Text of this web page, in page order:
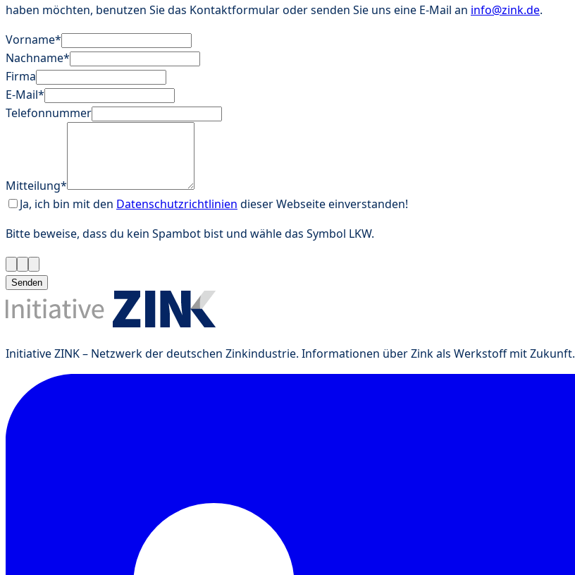
haben möchten, benutzen Sie das Kontaktformular oder senden Sie uns eine E-Mail an info@zink.de.
Vorname*
Nachname*
Firma
E-Mail*
Telefonnummer
Mitteilung*
Ja, ich bin mit den Datenschutzrichtlinien dieser Webseite einverstanden!
Bitte beweise, dass du kein Spambot bist und wähle das Symbol LKW.
Senden
Initiative ZINK – Netzwerk der deutschen Zinkindustrie. Informationen über Zink als Werkstoff mit Zukunft.